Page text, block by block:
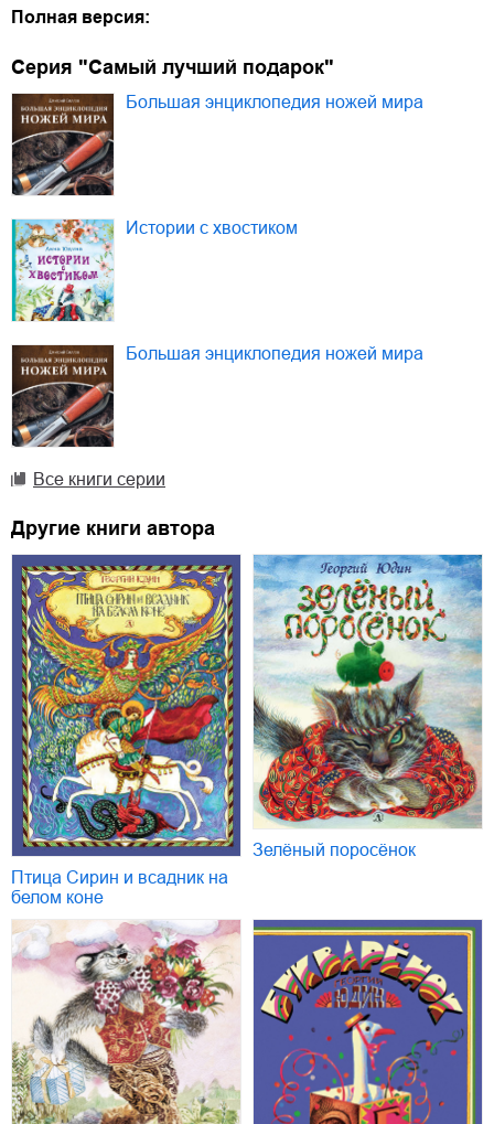
Полная версия:
Серия "Самый лучший подарок"
Большая энциклопедия ножей мира
Истории с хвостиком
Большая энциклопедия ножей мира
Все книги серии
Другие книги автора
Птица Сирин и всадник на
белом коне
Зелёный поросёнок